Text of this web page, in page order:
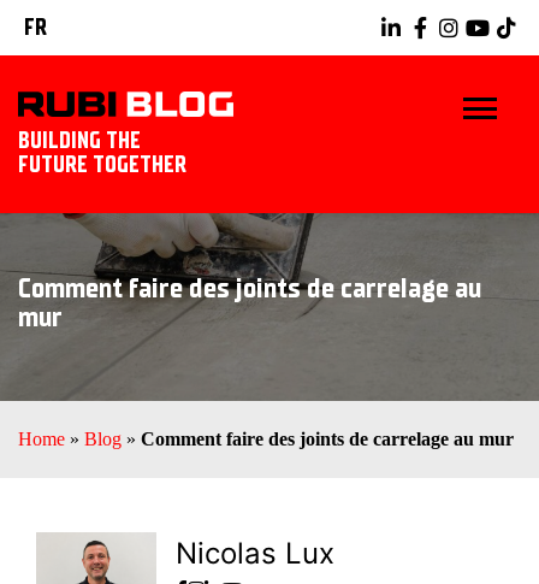
FR
BUILDING THE
FUTURE TOGETHER
TRUCS ET ASTUCES
Comment faire des joints de carrelage au
mur
Home » Blog » Comment faire des joints de carrelage au mur
Nicolas Lux